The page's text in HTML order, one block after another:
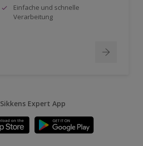
Einfache und schnelle
Verarbeitung
Sikkens Expert App